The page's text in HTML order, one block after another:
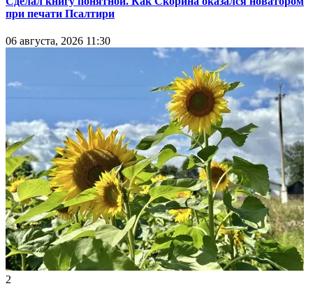
при печати Псалтири
06 августа, 2026 11:30
2